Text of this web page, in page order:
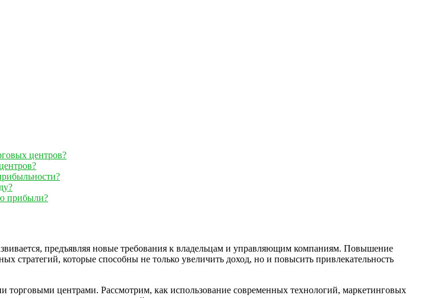
центров?
прибыли?
предъявляя новые требования к владельцам и управляющим компаниям. Повышение
стратегий, которые способны не только увеличить доход, но и повысить привлекательность
центрами. Рассмотрим, как использование современных технологий, маркетинговых